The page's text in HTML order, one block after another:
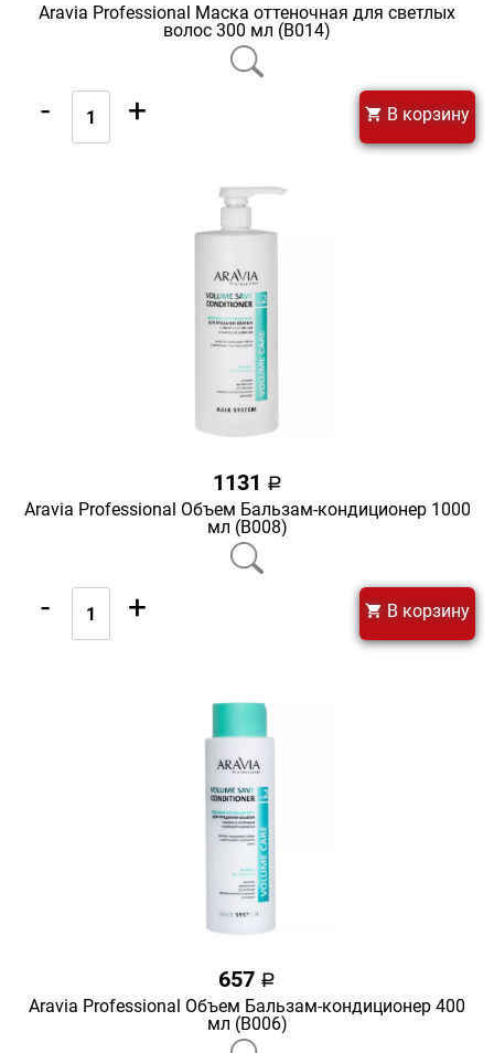
Aravia Professional Маска оттеночная для светлых
волос 300 мл (В014)
- + В корзину
1131 a
Aravia Professional Объем Бальзам-кондиционер 1000
мл (В008)
- + В корзину
657 a
Aravia Professional Объем Бальзам-кондиционер 400
мл (В006)